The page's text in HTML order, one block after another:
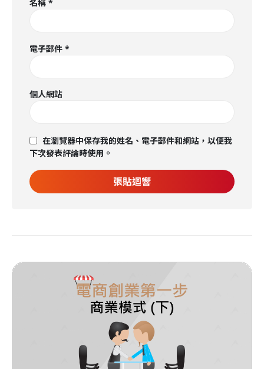
名稱 *
電子郵件 *
個人網站
在瀏覽器中保存我的姓名、電子郵件和網站，以便我
下次發表評論時使用。